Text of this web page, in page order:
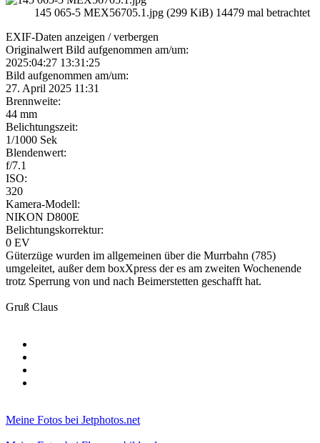
145 065-5 MEX56705.1.jpg (299 KiB) 14479 mal betrachtet
EXIF-Daten anzeigen / verbergen
Originalwert Bild aufgenommen am/um:
2025:04:27 13:31:25
Bild aufgenommen am/um:
27. April 2025 11:31
Brennweite:
44 mm
Belichtungszeit:
1/1000 Sek
Blendenwert:
f/7.1
ISO:
320
Kamera-Modell:
NIKON D800E
Belichtungskorrektur:
0 EV
Güterzüge wurden im allgemeinen über die Murrbahn (785)
umgeleitet, außer dem boxXpress der es am zweiten Wochenende
trotz Sperrung von und nach Beimerstetten geschafft hat.
Gruß Claus
Meine Fotos bei Jetphotos.net